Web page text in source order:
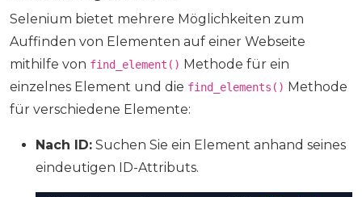
Selenium bietet mehrere Möglichkeiten zum
Auffinden von Elementen auf einer Webseite
mithilfe von find_element() Methode für ein
einzelnes Element und die find_elements() Methode
für verschiedene Elemente:
Nach ID: Suchen Sie ein Element anhand seines
eindeutigen ID-Attributs.